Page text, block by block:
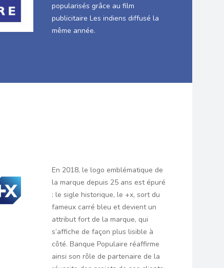
popularisés grâce au film
publicitaire Les indiens diffusé la
même année.
En 2018, le logo emblématique de
la marque depuis 25 ans est épuré
: le sigle historique, le +x, sort du
fameux carré bleu et devient un
attribut fort de la marque, qui
s’affiche de façon plus lisible à
côté. Banque Populaire réaffirme
ainsi son rôle de partenaire de la